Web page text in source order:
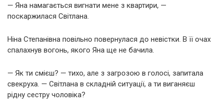
— Яна намагається вигнати мене з квартири, —
поскаржилася Світлана.
Ніна Степанівна повільно повернулася до невістки. В її очах
спалахнув вогонь, якого Яна ще не бачила.
— Як ти смієш? — тихо, але з загрозою в голосі, запитала
свекруха. — Світлана в складній ситуації, а ти виганяєш
рідну сестру чоловіка?